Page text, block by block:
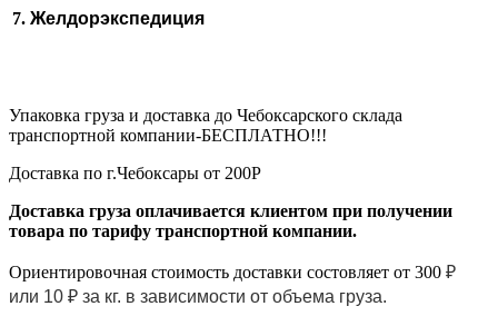
7. Желдорэкспедиция
Упаковка груза и доставка до Чебоксарского склада
транспортной компании-БЕСПЛАТНО!!!
Доставка по г.Чебоксары от 200Р
Доставка груза оплачивается клиентом при получении
товара по тарифу транспортной компании.
Ориентировочная стоимость доставки состовляет от 300 ₽
или 10 ₽ за кг. в зависимости от объема груза.